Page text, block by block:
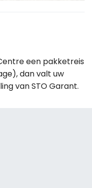
een pakketreis
dan valt uw
van STO Garant.